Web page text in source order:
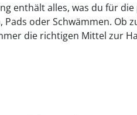
enthält alles, was du für
oder Schwämmen. Ob
die richtigen Mittel zur